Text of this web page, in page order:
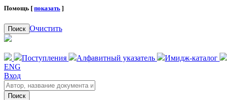
Помощь [ показать ]
Поиск Очистить
Поступления Алфавитный указатель Имидж-каталог
ENG
Вход
Поиск